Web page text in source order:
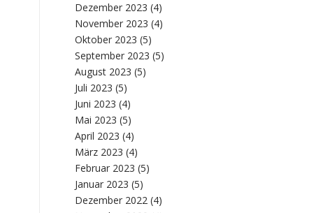
Dezember 2023 (4)
November 2023 (4)
Oktober 2023 (5)
September 2023 (5)
August 2023 (5)
Juli 2023 (5)
Juni 2023 (4)
Mai 2023 (5)
April 2023 (4)
März 2023 (4)
Februar 2023 (5)
Januar 2023 (5)
Dezember 2022 (4)